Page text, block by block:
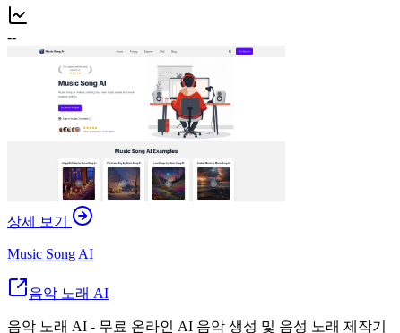
--
상세 보기
Music Song AI
음악 노래 AI
음악 노래 AI - 무료 온라인 AI 음악 생성 및 음성 노래 제작기